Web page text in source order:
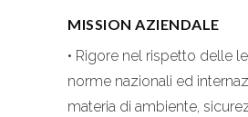
MISSION AZIENDALE
• Rigore nel rispetto delle
norme nazionali ed
materia di ambiente,